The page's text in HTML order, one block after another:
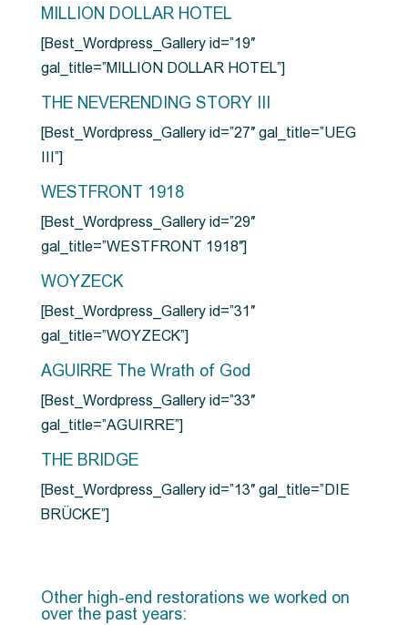
MILLION DOLLAR HOTEL
[Best_Wordpress_Gallery id=”19″
gal_title=”MILLION DOLLAR HOTEL”]
THE NEVERENDING STORY III
[Best_Wordpress_Gallery id=”27″ gal_title=”UEG
III”]
WESTFRONT 1918
[Best_Wordpress_Gallery id=”29″
gal_title=”WESTFRONT 1918″]
WOYZECK
[Best_Wordpress_Gallery id=”31″
gal_title=”WOYZECK”]
AGUIRRE The Wrath of God
[Best_Wordpress_Gallery id=”33″
gal_title=”AGUIRRE”]
THE BRIDGE
[Best_Wordpress_Gallery id=”13″ gal_title=”DIE
BRÜCKE”]
Other high-end restorations we worked on
over the past years: